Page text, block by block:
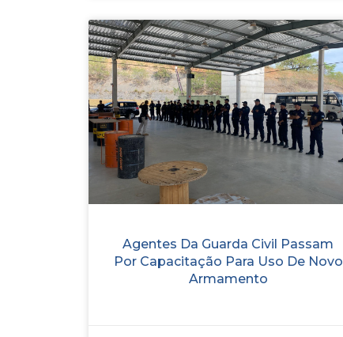
Agentes Da Guarda Civil Passam
Por Capacitação Para Uso De Novo
Armamento